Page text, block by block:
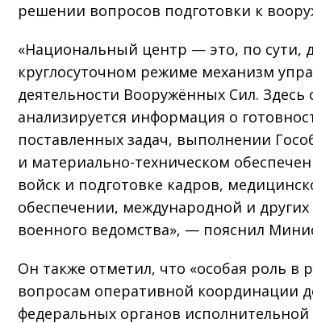
решении вопросов подготовки к
«Национальный центр — это, по сути,
круглосуточном режиме механизм
деятельности Вооружённых Сил. Здесь
анализируется информация о
поставленных задач, выполнении
и материально-техническом
войск и подготовке кадров,
обеспечении, международной и других
военного ведомства», — пояснил
Он также отметил, что «особая роль в
вопросам оперативной координации
федеральных органов исполнительной